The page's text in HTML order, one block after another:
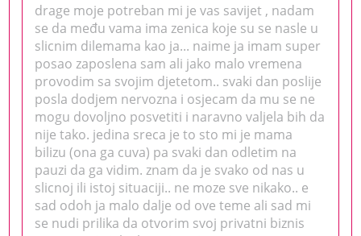
drage moje potreban mi je vas savijet , nadam
se da među vama ima zenica koje su se nasle u
slicnim dilemama kao ja... naime ja imam super
posao zaposlena sam ali jako malo vremena
provodim sa svojim djetetom.. svaki dan poslije
posla dodjem nervozna i osjecam da mu se ne
mogu dovoljno posvetiti i naravno valjela bih da
nije tako. jedina sreca je to sto mi je mama
bilizu (ona ga cuva) pa svaki dan odletim na
pauzi da ga vidim. znam da je svako od nas u
slicnoj ili istoj situaciji.. ne moze sve nikako.. e
sad odoh ja malo dalje od ove teme ali sad mi
se nudi prilika da otvorim svoj privatni biznis